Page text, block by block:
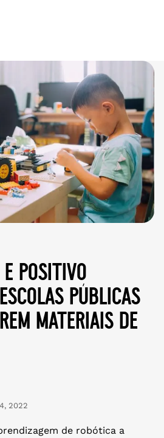
e positivo
públicas
materiais de
2022
de robótica a